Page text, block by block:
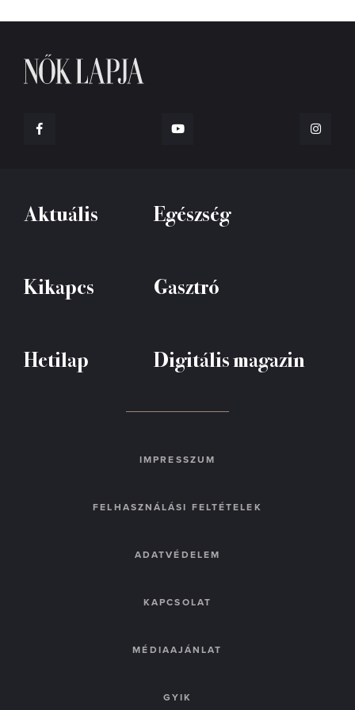
Aktuális Egészség
Kikapcs Gasztró
Hetilap Digitális magazin
IMPRESSZUM
FELHASZNÁLÁSI FELTÉTELEK
ADATVÉDELEM
KAPCSOLAT
MÉDIAAJÁNLAT
GYIK